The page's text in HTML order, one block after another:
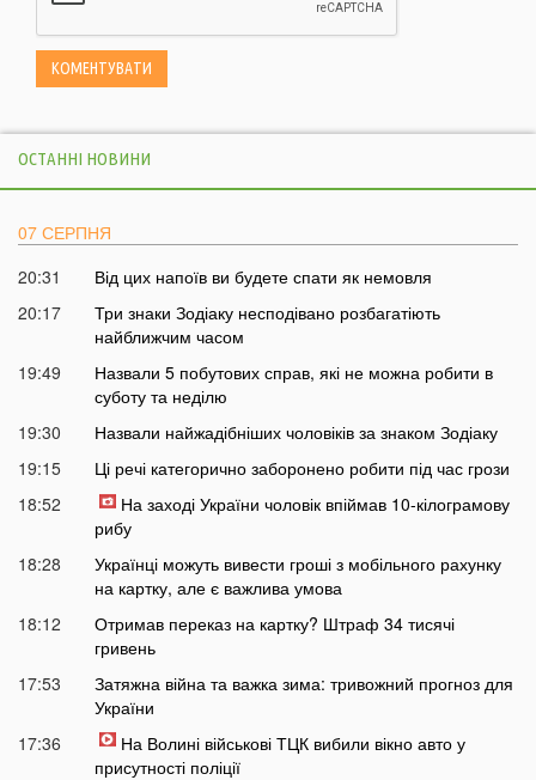
ОСТАННІ НОВИНИ
07 СЕРПНЯ
20:31
Від цих напоїв ви будете спати як немовля
20:17
Три знаки Зодіаку несподівано розбагатіють
найближчим часом
19:49
Назвали 5 побутових справ, які не можна робити в
суботу та неділю
19:30
Назвали найжадібніших чоловіків за знаком Зодіаку
19:15
Ці речі категорично заборонено робити під час грози
18:52
На заході України чоловік впіймав 10-кілограмову
рибу
18:28
Українці можуть вивести гроші з мобільного рахунку
на картку, але є важлива умова
18:12
Отримав переказ на картку? Штраф 34 тисячі
гривень
17:53
Затяжна війна та важка зима: тривожний прогноз для
України
17:36
На Волині військові ТЦК вибили вікно авто у
присутності поліції